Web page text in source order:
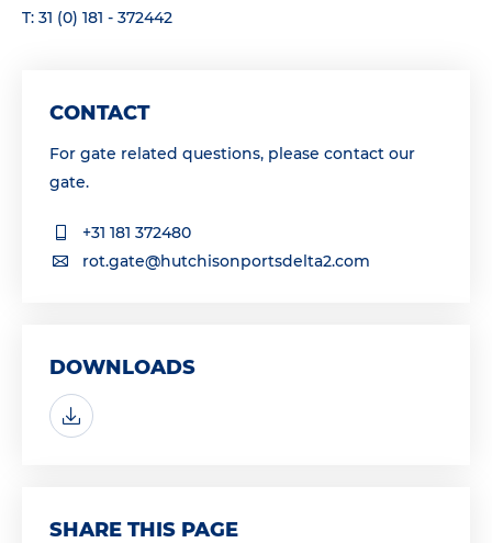
T: 31 (0) 181 - 372442
CONTACT
For gate related questions, please contact our
gate.
+31 181 372480
rot.gate@hutchisonportsdelta2.com
DOWNLOADS
SHARE THIS PAGE